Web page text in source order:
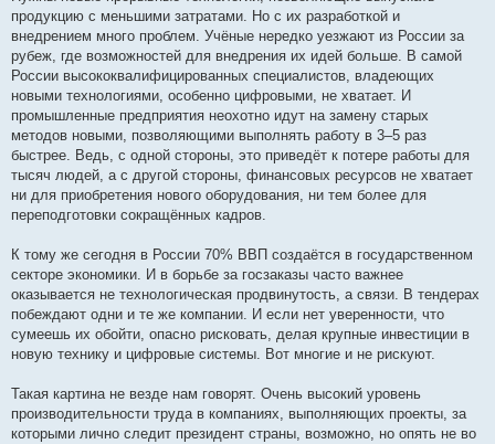
продукцию с меньшими затратами. Но с их разработкой и
внедрением много проблем. Учёные нередко уезжают из России за
рубеж, где возможностей для внедрения их идей больше. В самой
России высококвалифицированных специалистов, владеющих
новыми технологиями, особенно цифровыми, не хватает. И
промышленные предприятия неохотно идут на замену старых
методов новыми, позволяющими выполнять работу в 3–5 раз
быстрее. Ведь, с одной стороны, это приведёт к потере работы для
тысяч людей, а с другой стороны, финансовых ресурсов не хватает
ни для приобретения нового оборудования, ни тем более для
переподготовки сокращённых кадров.
К тому же сегодня в России 70% ВВП создаётся в государственном
секторе экономики. И в борьбе за госзаказы часто важнее
оказывается не технологическая продвинутость, а связи. В тендерах
побеждают одни и те же компании. И если нет уверенности, что
сумеешь их обойти, опасно рисковать, делая крупные инвестиции в
новую технику и цифровые системы. Вот многие и не рискуют.
Такая картина не везде нам говорят. Очень высокий уровень
производительности труда в компаниях, выполняющих проекты, за
которыми лично следит президент страны, возможно, но опять не во